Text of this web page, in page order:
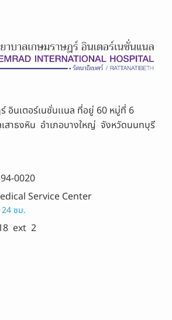
อินเตอร์เนชั่นเเนล ที่อยู่ 60 หมู่ที่ 6
สาธงหิน อำเภอบางใหญ่ จังหวัดนนทบุรี
0020
Service Center
ชม.
ext 2